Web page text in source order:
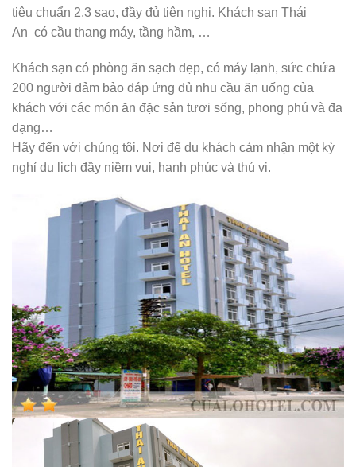
tiêu chuẩn 2,3 sao, đầy đủ tiện nghi. Khách sạn Thái
An có cầu thang máy, tầng hầm, …
Khách sạn có phòng ăn sạch đẹp, có máy lạnh, sức chứa
200 người đảm bảo đáp ứng đủ nhu cầu ăn uống của
khách với các món ăn đặc sản tươi sống, phong phú và đa
dạng…
Hãy đến với chúng tôi. Nơi để du khách cảm nhận một kỳ
nghỉ du lịch đầy niềm vui, hạnh phúc và thú vị.